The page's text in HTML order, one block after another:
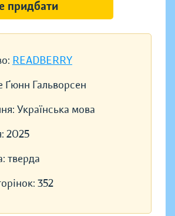
READBERRY
Ґюнн Гальворсен
Українська мова
2025
тверда
352
придбати